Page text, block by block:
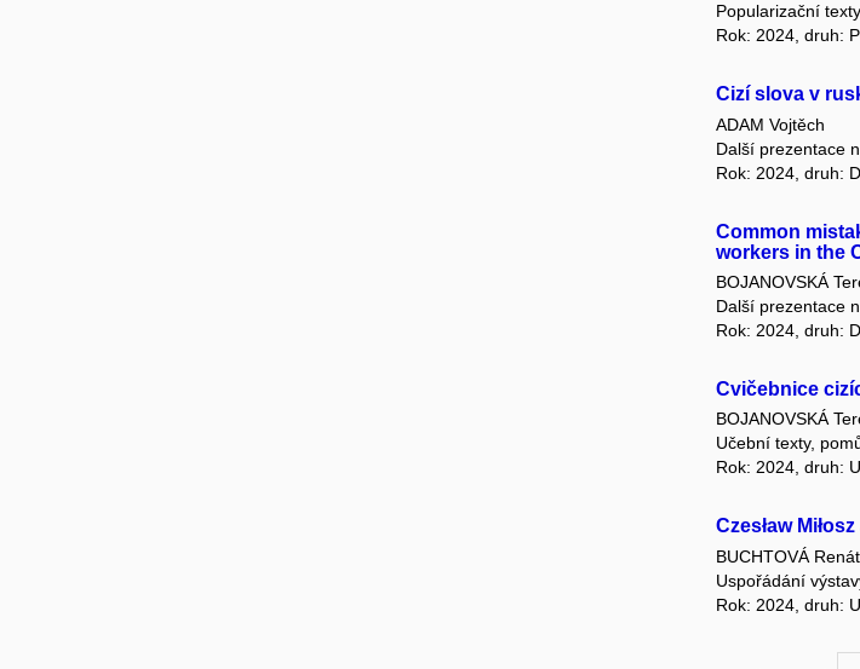
Popularizační texty
Rok: 2024, druh:
Cizí slova v
ADAM Vojtěch
Další prezentace
Rok: 2024, druh:
Common
workers in the
BOJANOVSKÁ
Další prezentace
Rok: 2024, druh:
Cvičebnice
BOJANOVSKÁ
Učební texty,
Rok: 2024, druh:
Czesław
BUCHTOVÁ
Uspořádání
Rok: 2024, druh: